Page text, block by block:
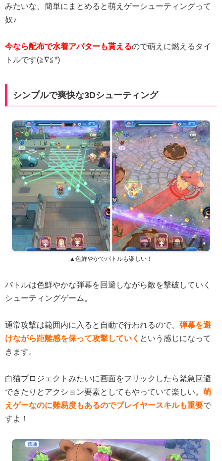
みたいな、簡単にまとめると萌えゲーシューティングって
奴♪
今なら配布で水着アバターも貰えるので萌えに燃えるタイ
トルです(≧∇≦*)
シンプルで爽快な3Dシューティング
▲色鮮やかでバトルも楽しい！
バトルは色鮮やかな弾幕を回避しながら敵を撃破していく
シューティングゲーム。
通常攻撃は範囲内に入ると自動で行われるので、 弾幕を避
けながら距離感を保って攻撃していく という感じになって
きます。
白猫プロジェクトみたいに画面をフリックしたら緊急回避
できたりとアクション要素としてもやっていて楽しい。 萌
えゲーなのに難易度もあるのでプレイヤースキルも重要で
すよ！